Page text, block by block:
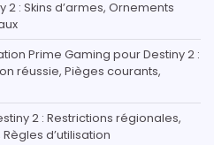
2 : Skins d’armes, Ornements
Prime Gaming pour Destiny 2 :
réussie, Pièges courants,
2 : Restrictions régionales,
d’utilisation